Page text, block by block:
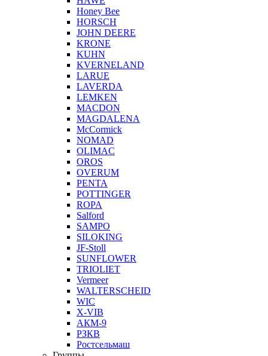
Honey Bee
HORSCH
JOHN DEERE
KRONE
KUHN
KVERNELAND
LARUE
LAVERDA
LEMKEN
MACDON
MAGDALENA
McCormick
NOMAD
OLIMAC
OROS
OVERUM
PENTA
POTTINGER
ROPA
Salford
SAMPO
SILOKING
JF-Stoll
SUNFLOWER
TRIOLIET
Vermeer
WALTERSCHEID
WIC
X-VIB
АКМ-9
РЗКВ
Ростсельмаш